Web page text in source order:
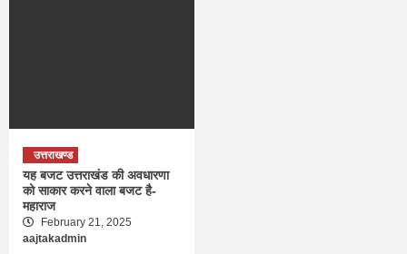
उत्तराखण्ड
यह बजट उत्तराखंड की अवधारणा
को साकार करने वाला बजट है-
महाराज
February 21, 2025
aajtakadmin